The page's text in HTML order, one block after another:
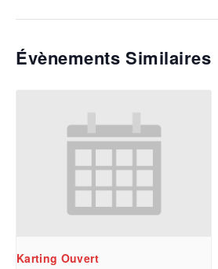
Évènements Similaires
Karting Ouvert